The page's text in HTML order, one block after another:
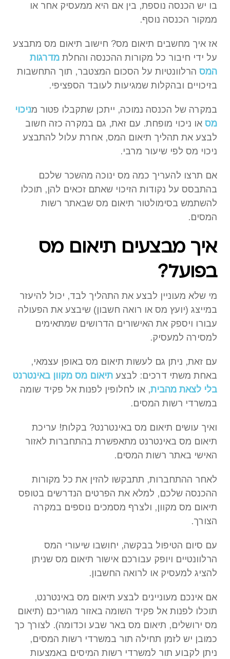
בו יש הכנסה נוספת, בין אם היא ממעסיק אחר או
ממקור הכנסה נוסף.
אז איך מחשבים תיאום מס? חישוב תיאום מס מתבצע
על ידי חיבור כל מקורות ההכנסה והחלת מדרגות
המס הרלוונטיות על הסכום המצטבר, תוך התחשבות
בזיכויים ובהקלות שמגיעות לעובד הספציפי.
במקרה של הכנסה נמוכה, ייתכן שתקבלו פטור מניכוי
מס או ניכוי מופחת. עם זאת, גם במקרה כזה חשוב
לבצע את תהליך תיאום המס, אחרת עלול להתבצע
ניכוי מס לפי שיעור מרבי.
אם תרצו להעריך כמה מס ינוכה מהשכר שלכם
בהתבסס על נקודות הזיכוי שאתם זכאים להן, תוכלו
להשתמש בסימולטור תיאום מס שבאתר רשות
המסים.
איך מבצעים תיאום מס
בפועל?
מי שלא מעוניין לבצע את התהליך לבד, יכול להיעזר
במייצג (יועץ מס או רואה חשבון) שיבצע את הפעולה
עבורו ויספק את האישורים הדרושים שמתאימים
למסירה למעסיק.
עם זאת, ניתן גם לעשות תיאום מס באופן עצמאי,
באחת משתי דרכים: לבצע תיאום מס מקוון באינטרנט
בלי לצאת מהבית, או לחלופין לפנות אל פקיד שומה
במשרדי רשות המסים.
ואיך עושים תיאום מס באינטרנט? בקלות! עריכת
תיאום מס באינטרנט מתאפשרת בהתחברות לאזור
האישי באתר רשות המסים.
לאחר ההתחברות, תתבקשו להזין את כל מקורות
ההכנסה שלכם, למלא את הפרטים הנדרשים בטופס
תיאום מס מקוון, ולצרף מסמכים נוספים במקרה
הצורך.
עם סיום הטיפול בבקשה, יחושבו שיעורי המס
הרלוונטיים ויופק עבורכם אישור תיאום מס שניתן
להציג למעסיק או לרואה החשבון.
אם אינכם מעוניינים לבצע תיאום מס באינטרנט,
תוכלו לפנות אל פקיד השומה באזור מגוריכם (תיאום
מס ירושלים, תיאום מס באר שבע וכדומה). לצורך כך
כמובן יש לזמן תחילה תור במשרדי רשות המסים,
ניתן לקבוע תור למשרדי רשות המיסים באמצעות